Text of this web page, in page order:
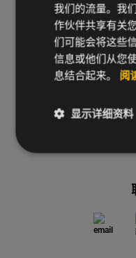
我们的流量。我
作伙伴共享有关
们可能会将这些
信息或他们从您
息结合起来。 阅
显示详细资料